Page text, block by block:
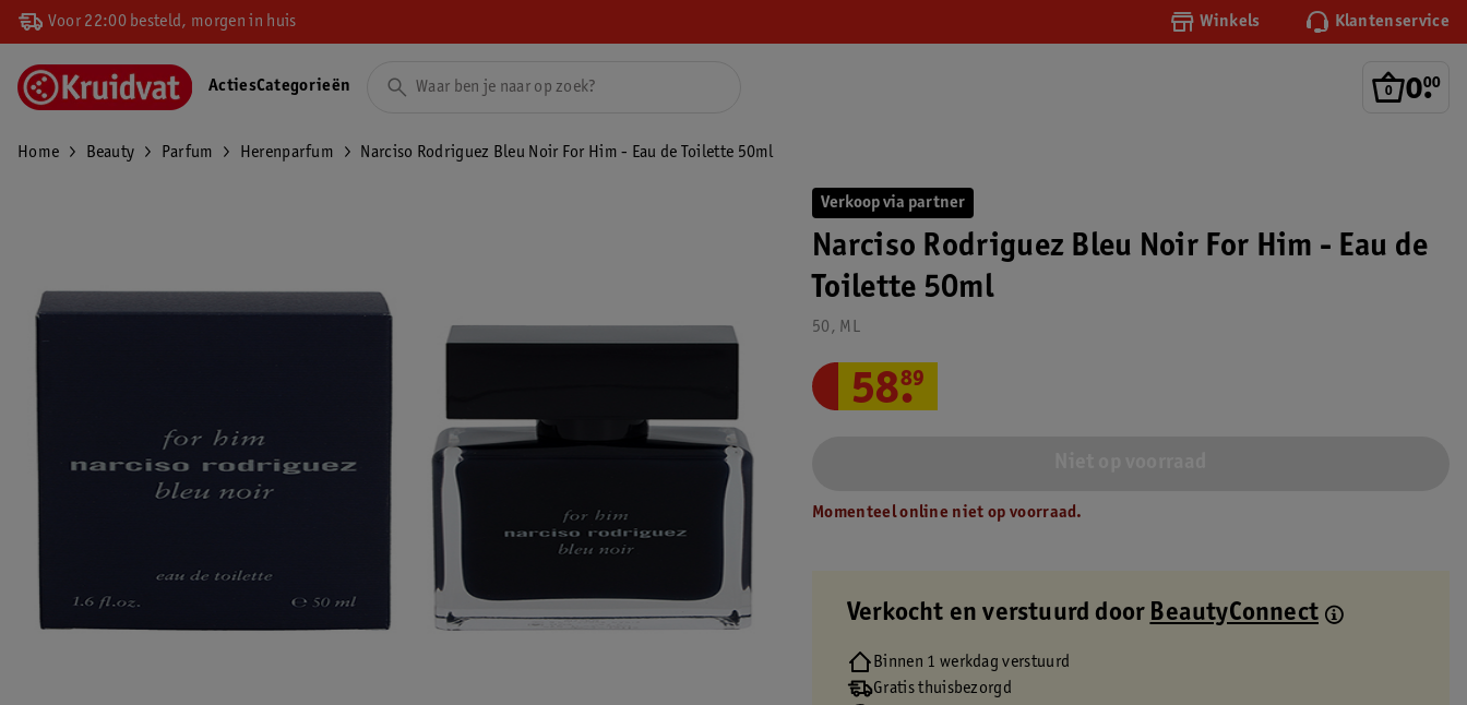
Voor 22:00 besteld, morgen in huis Winkels Klantenservice
0.
00
ActiesCategorieën
Home Beauty Parfum Herenparfum Narciso Rodriguez Bleu Noir For Him - Eau de Toilette 50ml
Verkoop via partner
Narciso Rodriguez Bleu Noir For Him - Eau de
Toilette 50ml
50, ML
58.
89
Momenteel online niet op voorraad.
Verkocht en verstuurd door BeautyConnect
Binnen 1 werkdag verstuurd
Gratis thuisbezorgd